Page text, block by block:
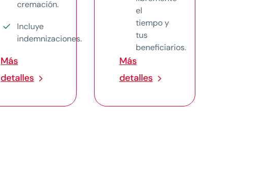
cremación.
Incluye
indemnizaciones.
Más
detalles
el
tiempo y
tus
beneficiarios.
Más
detalles